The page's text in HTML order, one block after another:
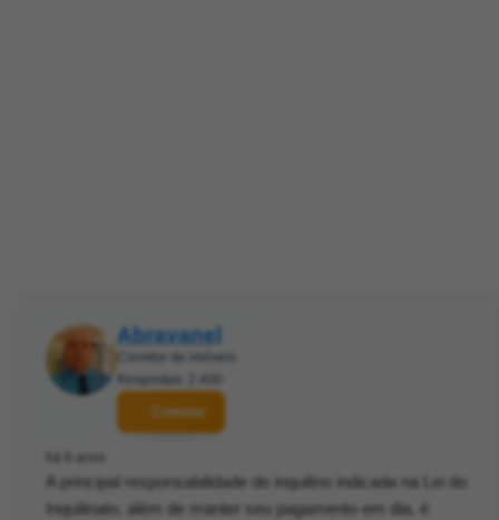
Abravanel
Contatar
A principal responsabilidade do inquilino indicada na Lei do
Inquilinato, além de manter seu pagamento em dia, é